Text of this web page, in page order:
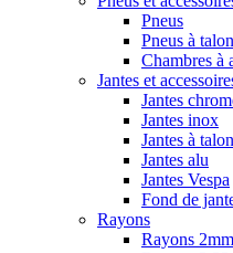
Pneus
Pneus à
Chambres à
Jantes et
Jantes
Jantes inox
Jantes à
Jantes alu
Jantes Vespa
Fond de
Rayons
Rayons 2mm